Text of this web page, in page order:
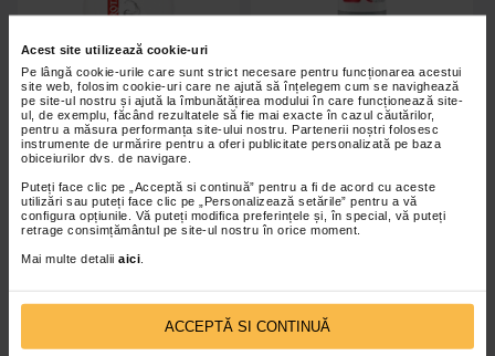
Acest site utilizează cookie-uri
Pe lângă cookie-urile care sunt strict necesare pentru funcționarea acestui
site web, folosim cookie-uri care ne ajută să înțelegem cum se navighează
pe site-ul nostru și ajută la îmbunătățirea modului în care funcționează site-
ul, de exemplu, făcând rezultatele să fie mai exacte în cazul căutărilor,
pentru a măsura performanța site-ului nostru. Partenerii noștri folosesc
instrumente de urmărire pentru a oferi publicitate personalizată pe baza
obiceiurilor dvs. de navigare.
Puteți face clic pe „Acceptă si continuă” pentru a fi de acord cu aceste
utilizări sau puteți face clic pe „Personalizează setările” pentru a vă
configura opțiunile. Vă puteți modifica preferințele și, în special, vă puteți
retrage consimțământul pe site-ul nostru în orice moment.
Mai multe detalii aici
ACCEPTĂ SI CONTINUĂ
Borotalco Pure Deo Roll-on x
50ml
Indisponibil
Borotalco Pure Deo Spray x
150ml
Indisponibil